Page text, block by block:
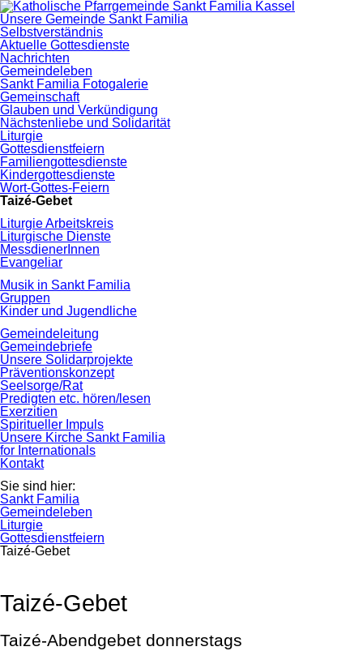
Navigation
überspringen
Unsere Gemeinde Sankt Familia
Selbstverständnis
Aktuelle Gottesdienste
Nachrichten
Gemeindeleben
Sankt Familia Fotogalerie
Gemeinschaft
Glauben und Verkündigung
Nächstenliebe und Solidarität
Liturgie
Gottesdienstfeiern
Familiengottesdienste
Kindergottesdienste
Wort-Gottes-Feiern
Taizé-Gebet
Liturgie Arbeitskreis
Liturgische Dienste
MessdienerInnen
Evangeliar
Musik in Sankt Familia
Gruppen
Kinder und Jugendliche
Gemeindeleitung
Gemeindebriefe
Unsere Solidarprojekte
Präventionskonzept
Seelsorge/Rat
Predigten etc. hören/lesen
Exerzitien
Spiritueller Impuls
Unsere Kirche Sankt Familia
for Internationals
Kontakt
Sie sind hier:
Sankt Familia
Gemeindeleben
Liturgie
Gottesdienstfeiern
Taizé-Gebet
Taizé-Gebet
Taizé-Abendgebet donnerstags